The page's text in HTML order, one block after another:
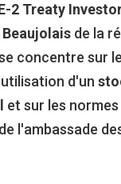
2 Treaty
de la
concentre sur
d'un
et sur les
l'ambassade